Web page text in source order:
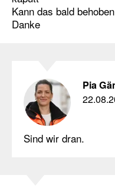
Kann das bald
Danke
Pia
Sind wir dran.